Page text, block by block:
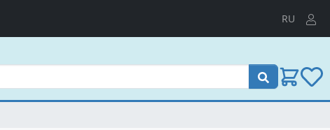
RU
Пошук